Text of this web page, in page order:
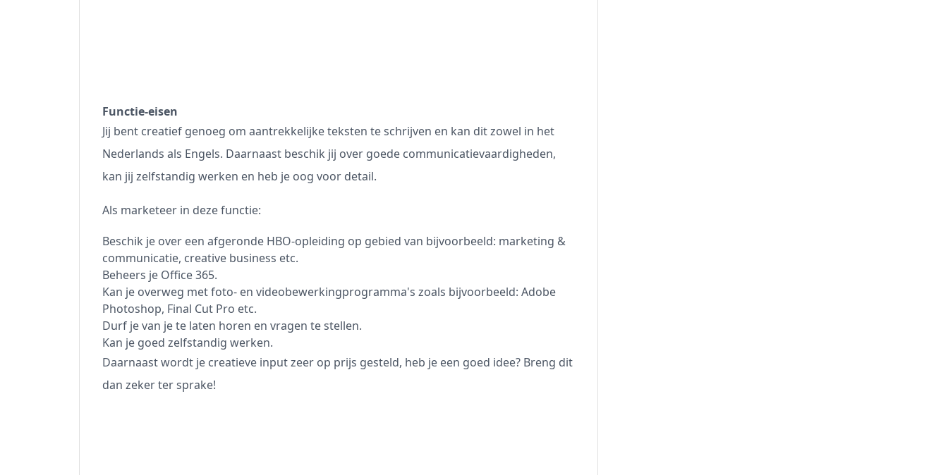
Functie-eisen
Jij bent creatief genoeg om aantrekkelijke teksten te schrijven en kan dit zowel in het
Nederlands als Engels. Daarnaast beschik jij over goede communicatievaardigheden,
kan jij zelfstandig werken en heb je oog voor detail.
Als marketeer in deze functie:
Beschik je over een afgeronde HBO-opleiding op gebied van bijvoorbeeld: marketing &
communicatie, creative business etc.
Beheers je Office 365.
Kan je overweg met foto- en videobewerkingprogramma's zoals bijvoorbeeld: Adobe
Photoshop, Final Cut Pro etc.
Durf je van je te laten horen en vragen te stellen.
Kan je goed zelfstandig werken.
Daarnaast wordt je creatieve input zeer op prijs gesteld, heb je een goed idee? Breng dit
dan zeker ter sprake!